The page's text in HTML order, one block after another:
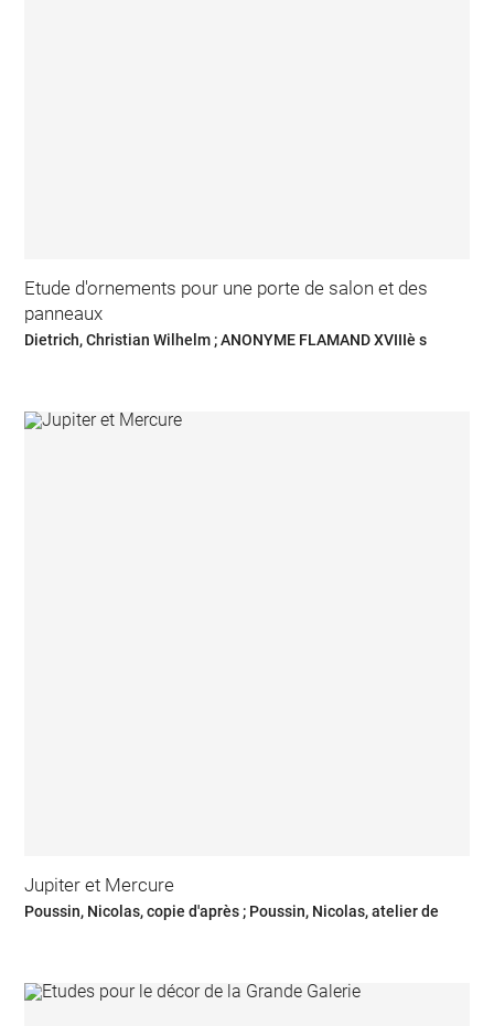
Etude d'ornements pour une porte de salon et des
panneaux
Dietrich, Christian Wilhelm ; ANONYME FLAMAND XVIIIè s
Jupiter et Mercure
Poussin, Nicolas, copie d'après ; Poussin, Nicolas, atelier de